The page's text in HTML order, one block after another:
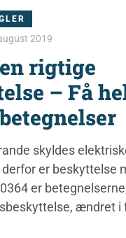
2019
rigtige
– Få
skyldes
er beskyttelse
er
ændret i